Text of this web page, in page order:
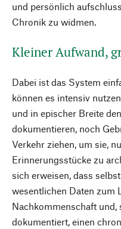
und persönlich
Chronik zu widmen.
Kleiner Aufwand,
Dabei ist das System
können es intensiv
und in epischer Breite
dokumentieren, noch
Verkehr ziehen, um sie,
Erinnerungsstücke zu
sich erweisen, dass
wesentlichen Daten zum
Nachkommenschaft und,
dokumentiert, einen